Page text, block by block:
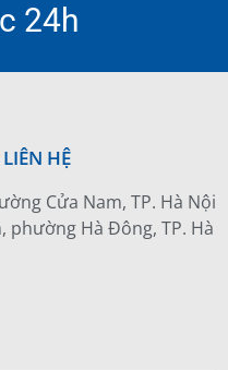
24h
HỆ
Cửa Nam, TP. Hà Nội
phường Hà Đông, TP. Hà